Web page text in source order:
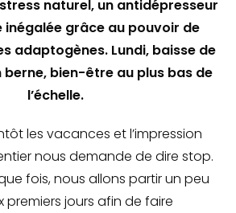
naturel, un antidépresseur
grâce au pouvoir de
adaptogènes. Lundi, baisse de
berne, bien-être au plus bas de
l’échelle.
les vacances et l’impression
nous demande de dire stop.
fois, nous allons partir un peu
premiers jours afin de faire